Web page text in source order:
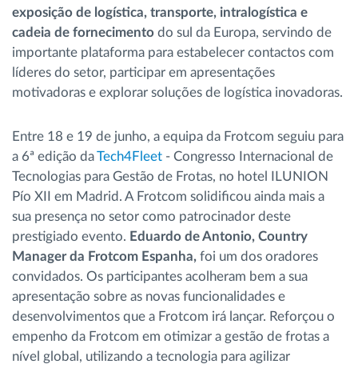
exposição de logística, transporte, intralogística e
cadeia de fornecimento do sul da Europa, servindo de
importante plataforma para estabelecer contactos com
líderes do setor, participar em apresentações
motivadoras e explorar soluções de logística inovadoras.
Entre 18 e 19 de junho, a equipa da Frotcom seguiu para
a 6ª edição daTech4Fleet - Congresso Internacional de
Tecnologias para Gestão de Frotas, no hotel ILUNION
Pío XII em Madrid. A Frotcom solidificou ainda mais a
sua presença no setor como patrocinador deste
prestigiado evento. Eduardo de Antonio, Country
Manager da Frotcom Espanha, foi um dos oradores
convidados. Os participantes acolheram bem a sua
apresentação sobre as novas funcionalidades e
desenvolvimentos que a Frotcom irá lançar. Reforçou o
empenho da Frotcom em otimizar a gestão de frotas a
nível global, utilizando a tecnologia para agilizar